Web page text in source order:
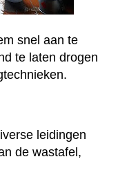
snel aan te
te laten drogen
leidingen
de wastafel,